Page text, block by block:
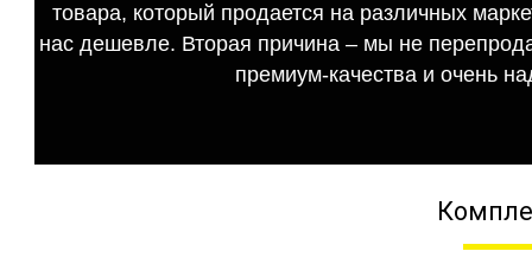
товара, который продается на различных
нас дешевле. Вторая причина – мы не
премиум-качества и очень